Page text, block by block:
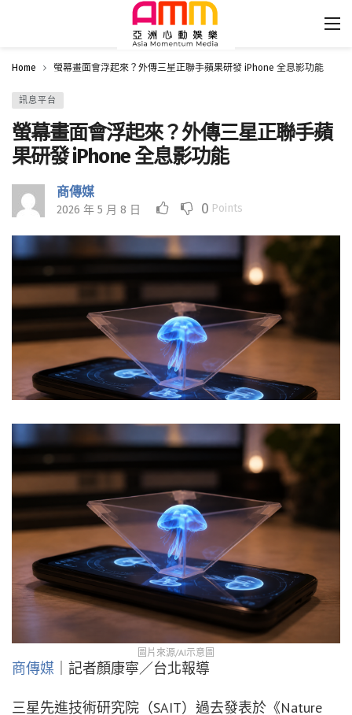
Home 螢幕畫面會浮起來？外傳三星正聯手蘋果研發 iPhone 全息影功能
訊息平台
螢幕畫面會浮起來？外傳三星正聯手蘋
果研發 iPhone 全息影功能
商傳媒
2026 年 5 月 8 日 0 Points
圖片來源/AI示意圖
商傳媒 ｜記者顏康寧／台北報導
三星先進技術研究院（SAIT）過去發表於《Nature